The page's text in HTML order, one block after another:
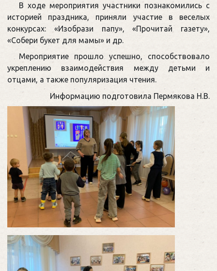
В ходе мероприятия участники познакомились с
историей праздника, приняли участие в веселых
конкурсах: «Изобрази папу», «Прочитай газету»,
«Собери букет для мамы» и др.
Мероприятие прошло успешно, способствовало
укреплению взаимодействия между детьми и
отцами, а также популяризация чтения.
Информацию подготовила Пермякова Н.В.